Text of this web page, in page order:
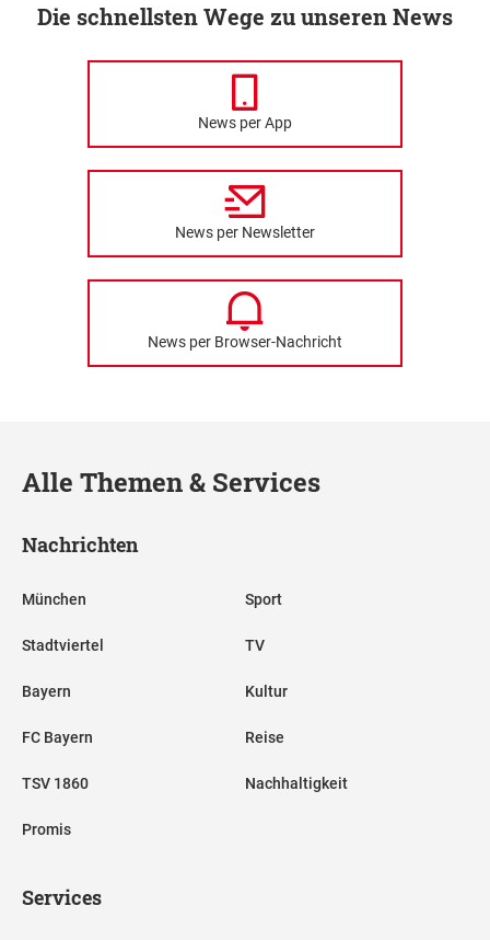
Die schnellsten Wege zu unseren News
News per App
News per Newsletter
News per Browser-Nachricht
Alle Themen & Services
Nachrichten
München
Stadtviertel
Bayern
FC Bayern
TSV 1860
Promis
Sport
TV
Kultur
Reise
Nachhaltigkeit
Services